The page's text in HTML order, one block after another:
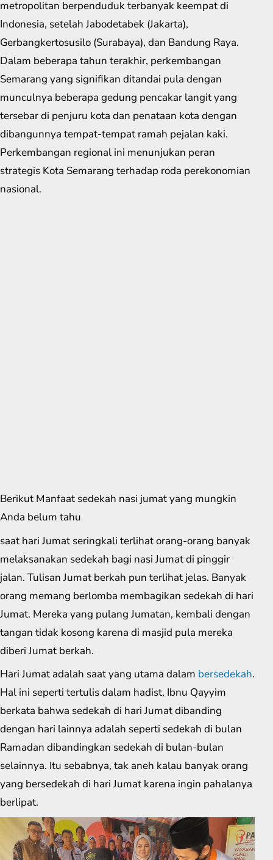
metropolitan berpenduduk terbanyak keempat di
Indonesia, setelah Jabodetabek (Jakarta),
Gerbangkertosusilo (Surabaya), dan Bandung Raya.
Dalam beberapa tahun terakhir, perkembangan
Semarang yang signifikan ditandai pula dengan
munculnya beberapa gedung pencakar langit yang
tersebar di penjuru kota dan penataan kota dengan
dibangunnya tempat-tempat ramah pejalan kaki.
Perkembangan regional ini menunjukan peran
strategis Kota Semarang terhadap roda perekonomian
nasional.
Berikut Manfaat sedekah nasi jumat yang mungkin
Anda belum tahu
saat hari Jumat seringkali terlihat orang-orang banyak
melaksanakan sedekah bagi nasi Jumat di pinggir
jalan. Tulisan Jumat berkah pun terlihat jelas. Banyak
orang memang berlomba membagikan sedekah di hari
Jumat. Mereka yang pulang Jumatan, kembali dengan
tangan tidak kosong karena di masjid pula mereka
diberi Jumat berkah.
Hari Jumat adalah saat yang utama dalam bersedekah.
Hal ini seperti tertulis dalam hadist, Ibnu Qayyim
berkata bahwa sedekah di hari Jumat dibanding
dengan hari lainnya adalah seperti sedekah di bulan
Ramadan dibandingkan sedekah di bulan-bulan
selainnya. Itu sebabnya, tak aneh kalau banyak orang
yang bersedekah di hari Jumat karena ingin pahalanya
berlipat.